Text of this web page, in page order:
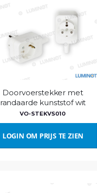
Doorvoerstekker met
randaarde kunststof wit
VO-STEKVS010
LOGIN OM PRIJS TE ZIEN